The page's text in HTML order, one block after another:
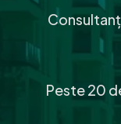
Peste 20